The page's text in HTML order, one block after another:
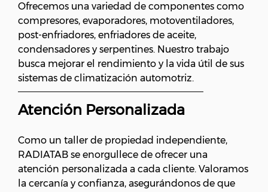
Ofrecemos una variedad de componentes como
compresores, evaporadores, motoventiladores,
post-enfriadores, enfriadores de aceite,
condensadores y serpentines. Nuestro trabajo
busca mejorar el rendimiento y la vida útil de sus
sistemas de climatización automotriz.
Atención Personalizada
Como un taller de propiedad independiente,
RADIATAB se enorgullece de ofrecer una
atención personalizada a cada cliente. Valoramos
la cercanía y confianza, asegurándonos de que